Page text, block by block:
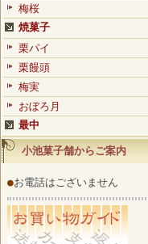
梅桜
焼菓子
栗パイ
栗饅頭
梅実
おぼろ月
最中
小池菓子舗からご案内
●お電話はございません